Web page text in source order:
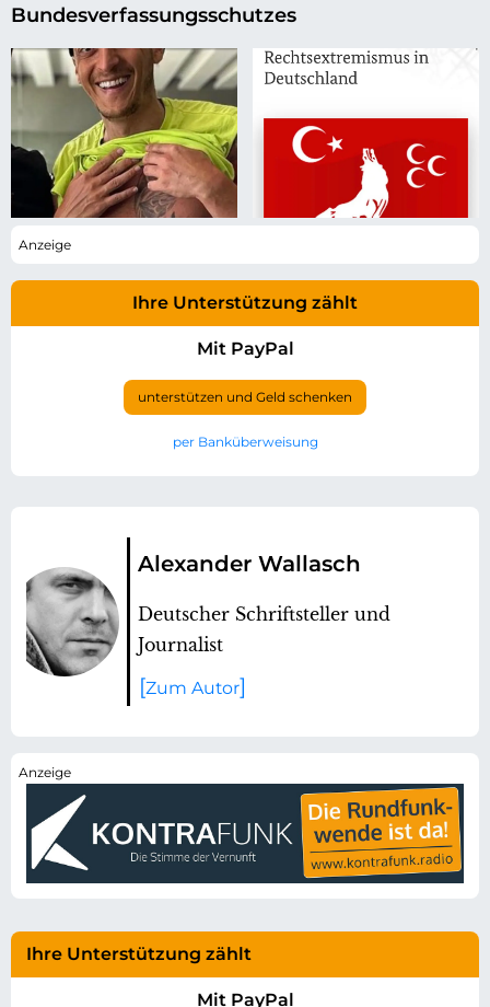
Bundesverfassungsschutzes
Ihre Unterstützung zählt
Mit PayPal
unterstützen und Geld schenken
per Banküberweisung
Alexander Wallasch
Deutscher Schriftsteller und
Journalist
Zum Autor
Ihre Unterstützung zählt
Mit PayPal